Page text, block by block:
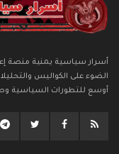
أسرار سياسية يمنية منصة
الضوء على الكواليس
أوسع للتطورات السياسية